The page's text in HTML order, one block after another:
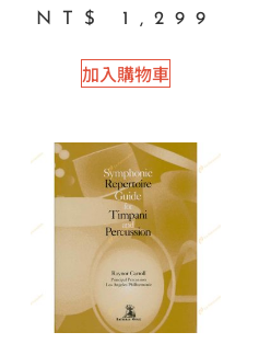
NT$ 1,299
加入購物車